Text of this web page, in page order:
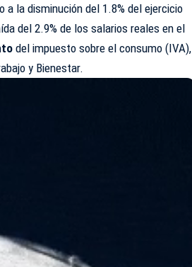
a la disminución del 1.8% del ejercicio
del 2.9% de los salarios reales en el
del impuesto sobre el consumo (IVA),
y Bienestar.